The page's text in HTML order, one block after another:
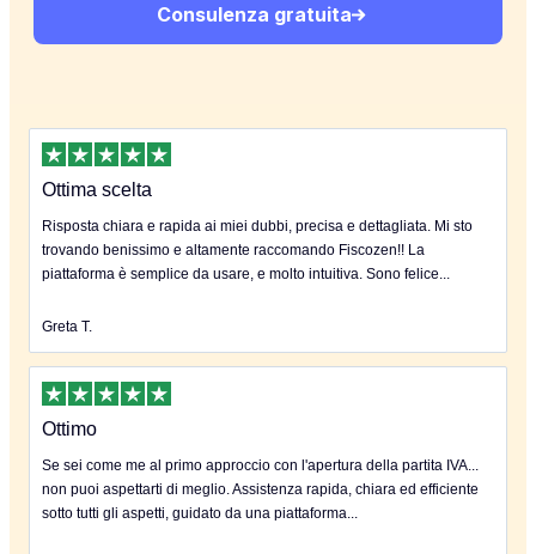
Consulenza gratuita
Ottima scelta
Risposta chiara e rapida ai miei dubbi, precisa e dettagliata. Mi sto
trovando benissimo e altamente raccomando Fiscozen!! La
piattaforma è semplice da usare, e molto intuitiva. Sono felice...
Greta T.
Ottimo
Se sei come me al primo approccio con l'apertura della partita IVA...
non puoi aspettarti di meglio. Assistenza rapida, chiara ed efficiente
sotto tutti gli aspetti, guidato da una piattaforma...